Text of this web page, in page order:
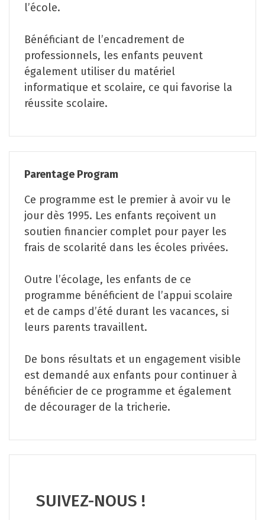
l’école.
Bénéficiant de l’encadrement de
professionnels, les enfants peuvent
également utiliser du matériel
informatique et scolaire, ce qui favorise la
réussite scolaire.
Parentage Program
Ce programme est le premier à avoir vu le
jour dès 1995. Les enfants reçoivent un
soutien financier complet pour payer les
frais de scolarité dans les écoles privées.
Outre l’écolage, les enfants de ce
programme bénéficient de l’appui scolaire
et de camps d’été durant les vacances, si
leurs parents travaillent.
De bons résultats et un engagement visible
est demandé aux enfants pour continuer à
bénéficier de ce programme et également
de décourager de la tricherie.
SUIVEZ-NOUS !